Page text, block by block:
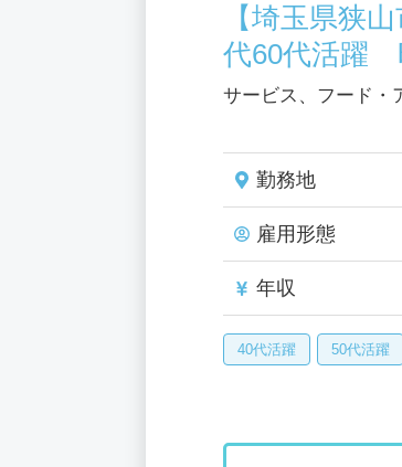
【埼玉県狭
代60代活躍
サービス、フード・
勤務地
雇用形態
年収
40代活躍 50代活躍